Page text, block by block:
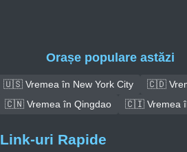
Orașe populare astăzi
🇺🇸 Vremea în New York City 🇨🇩
🇨🇳 Vremea în Qingdao 🇨🇮 Vremea
Link-uri Rapide